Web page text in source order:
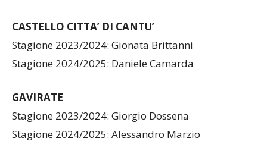
CASTELLO CITTA’ DI CANTU’
Stagione 2023/2024: Gionata Brittanni
Stagione 2024/2025: Daniele Camarda
GAVIRATE
Stagione 2023/2024: Giorgio Dossena
Stagione 2024/2025: Alessandro Marzio